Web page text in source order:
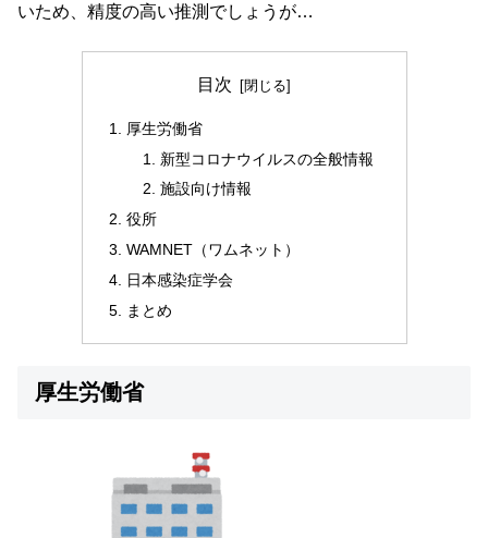
いため、精度の高い推測でしょうが…
目次
厚生労働省
新型コロナウイルスの全般情報
施設向け情報
役所
WAMNET（ワムネット）
日本感染症学会
まとめ
厚生労働省